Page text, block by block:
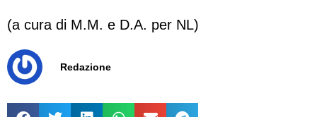
(a cura di M.M. e D.A. per NL)
Redazione